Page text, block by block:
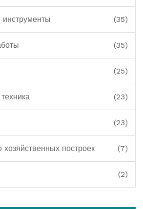
(35)
(35)
(25)
(23)
(23)
хозяйственных построек (7)
(2)